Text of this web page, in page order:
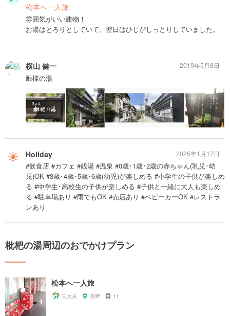
松本へ一人旅
雰囲気がいい建物！
お湯はとろりとしていて、翌日はひじがしっとりしていました。
横山 健一
殿様の湯
2019年5月8日
Holiday
#飲食店 #カフェ #銭湯 #温泉 #0歳･1歳･2歳の赤ちゃん(乳児･幼
児)OK #3歳･4歳･5歳･6歳(幼児)が楽しめる #小学生の子供が楽しめ
る #中学生･高校生の子供が楽しめる #子供と一緒に大人も楽しめ
る #駐車場あり #雨でもOK #売店あり #ベビーカーOK #レストラ
ンあり
2025年1月17日
枇杷の湯周辺のおでかけプラン
松本へ一人旅
三太夫 長野 11